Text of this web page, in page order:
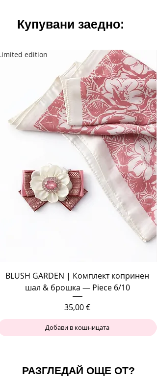
Купувани заедно:
edition
BLUSH GARDEN | Комплект копринен
шал & брошка — Piece 6/10
Цена
35,00 €
Добави в кошницата
РАЗГЛЕДАЙ ОЩЕ ОТ?